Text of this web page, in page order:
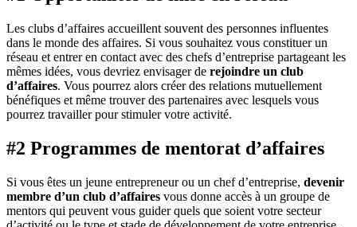
Les clubs d’affaires accueillent souvent des personnes influentes
dans le monde des affaires. Si vous souhaitez vous constituer un
réseau et entrer en contact avec des chefs d’entreprise partageant les
mêmes idées, vous devriez envisager de rejoindre un club
d’affaires. Vous pourrez alors créer des relations mutuellement
bénéfiques et même trouver des partenaires avec lesquels vous
pourrez travailler pour stimuler votre activité.
#2 Programmes de mentorat d’affaires
Si vous êtes un jeune entrepreneur ou un chef d’entreprise, devenir
membre d’un club d’affaires vous donne accès à un groupe de
mentors qui peuvent vous guider quels que soient votre secteur